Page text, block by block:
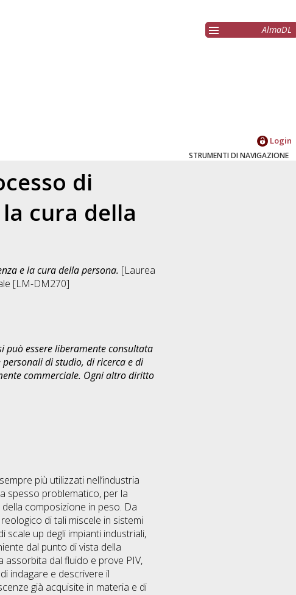
AlmaDL
Login
STRUMENTI DI NAVIGAZIONE
di
cura della
e la cura della persona. [Laurea
[LM-DM270]
può essere liberamente consultata
di studio, di ricerca e di
commerciale. Ogni altro diritto
più utilizzati nell’industria
spesso problematico, per la
composizione in peso. Da
di tali miscele in sistemi
up degli impianti industriali,
dal punto di vista della
dal fluido e prove PIV,
indagare e descrivere il
già acquisite in materia e di